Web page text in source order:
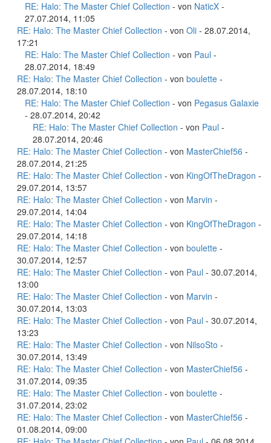
RE: Halo: The Master Chief Collection - von NaticX -
27.07.2014, 11:05
RE: Halo: The Master Chief Collection - von Oli - 28.07.2014,
17:21
RE: Halo: The Master Chief Collection - von Paul -
28.07.2014, 18:49
RE: Halo: The Master Chief Collection - von boulette -
28.07.2014, 18:10
RE: Halo: The Master Chief Collection - von Pegasus Galaxie
- 28.07.2014, 20:42
RE: Halo: The Master Chief Collection - von Paul -
28.07.2014, 20:46
RE: Halo: The Master Chief Collection - von MasterChief56 -
28.07.2014, 21:25
RE: Halo: The Master Chief Collection - von KingOfTheDragon -
29.07.2014, 13:57
RE: Halo: The Master Chief Collection - von Marvin -
29.07.2014, 14:04
RE: Halo: The Master Chief Collection - von KingOfTheDragon -
29.07.2014, 14:18
RE: Halo: The Master Chief Collection - von boulette -
30.07.2014, 12:57
RE: Halo: The Master Chief Collection - von Paul - 30.07.2014,
13:00
RE: Halo: The Master Chief Collection - von Marvin -
30.07.2014, 13:03
RE: Halo: The Master Chief Collection - von Paul - 30.07.2014,
13:23
RE: Halo: The Master Chief Collection - von NilsoSto -
30.07.2014, 13:49
RE: Halo: The Master Chief Collection - von MasterChief56 -
31.07.2014, 09:35
RE: Halo: The Master Chief Collection - von boulette -
31.07.2014, 23:02
RE: Halo: The Master Chief Collection - von MasterChief56 -
01.08.2014, 09:00